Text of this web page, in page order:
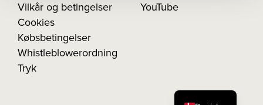
Vilkår og betingelser
Cookies
Købsbetingelser
Whistleblowerordning
Tryk
YouTube